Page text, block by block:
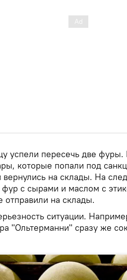
успели пересечь две
которые попали под
вернулись на склады. На
с сырами и маслом с
отправили на склады.
ситуации.
"Ольтерманни" сразу же